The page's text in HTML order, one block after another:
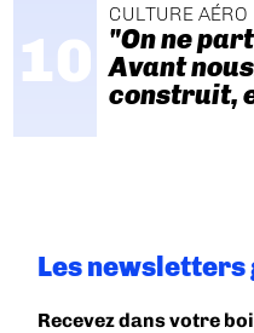
CULTURE AÉRO
"On ne
Avant
construit,
Les
Recevez dans votre